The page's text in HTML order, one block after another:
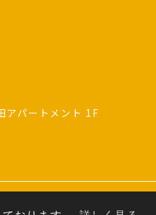
アパートメント 1F